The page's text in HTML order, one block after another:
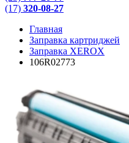
(17) 320-08-27
Главная
Заправка картриджей
Заправка XEROX
106R02773